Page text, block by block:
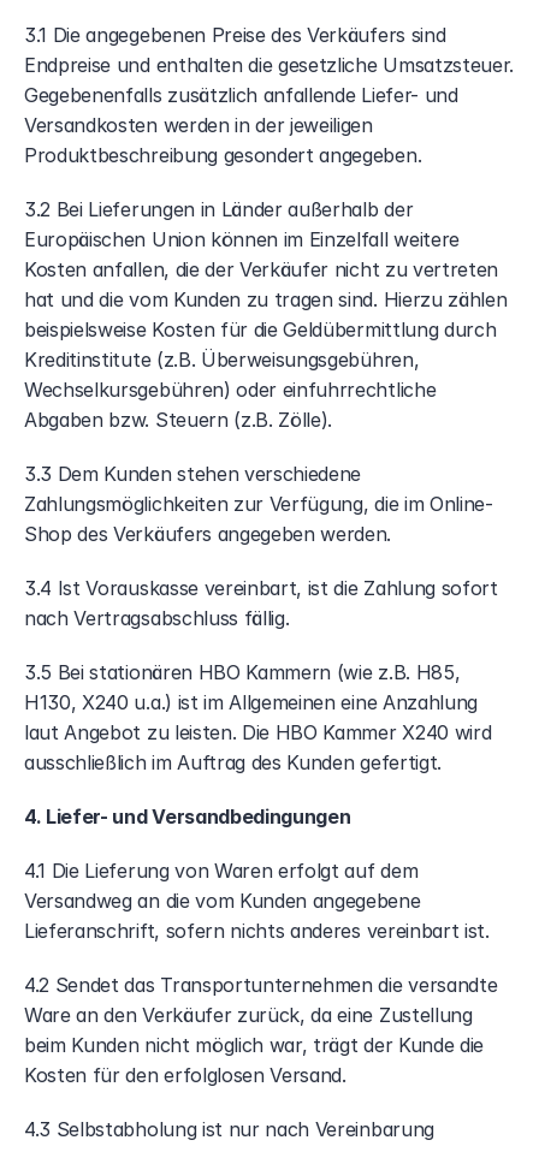
3.1 Die angegebenen Preise des Verkäufers sind
Endpreise und enthalten die gesetzliche Umsatzsteuer.
Gegebenenfalls zusätzlich anfallende Liefer- und
Versandkosten werden in der jeweiligen
Produktbeschreibung gesondert angegeben.
3.2 Bei Lieferungen in Länder außerhalb der
Europäischen Union können im Einzelfall weitere
Kosten anfallen, die der Verkäufer nicht zu vertreten
hat und die vom Kunden zu tragen sind. Hierzu zählen
beispielsweise Kosten für die Geldübermittlung durch
Kreditinstitute (z.B. Überweisungsgebühren,
Wechselkursgebühren) oder einfuhrrechtliche
Abgaben bzw. Steuern (z.B. Zölle).
3.3 Dem Kunden stehen verschiedene
Zahlungsmöglichkeiten zur Verfügung, die im Online-
Shop des Verkäufers angegeben werden.
3.4 Ist Vorauskasse vereinbart, ist die Zahlung sofort
nach Vertragsabschluss fällig.
3.5 Bei stationären HBO Kammern (wie z.B. H85,
H130, X240 u.a.) ist im Allgemeinen eine Anzahlung
laut Angebot zu leisten. Die HBO Kammer X240 wird
ausschließlich im Auftrag des Kunden gefertigt.
4. Liefer- und Versandbedingungen
4.1 Die Lieferung von Waren erfolgt auf dem
Versandweg an die vom Kunden angegebene
Lieferanschrift, sofern nichts anderes vereinbart ist.
4.2 Sendet das Transportunternehmen die versandte
Ware an den Verkäufer zurück, da eine Zustellung
beim Kunden nicht möglich war, trägt der Kunde die
Kosten für den erfolglosen Versand.
4.3 Selbstabholung ist nur nach Vereinbarung